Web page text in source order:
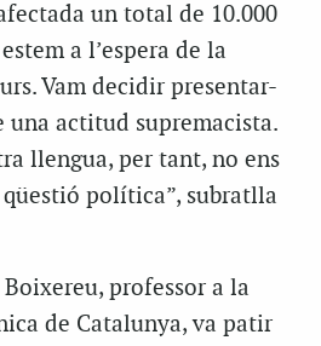
un total de 10.000
a l’espera de la
Vam decidir presentar-
una actitud supremacista.
llengua, per tant, no ens
política”, subratlla
professor a la
de Catalunya, va patir